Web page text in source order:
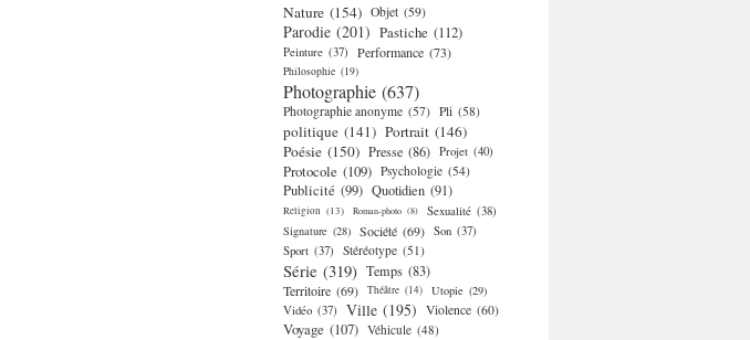
Nature (154) Objet (59)
Parodie (201) Pastiche (112)
Peinture (37) Performance (73)
Philosophie (19)
Photographie (637)
Photographie anonyme (57) Pli (58)
politique (141) Portrait (146)
Poésie (150) Presse (86) Projet (40)
Protocole (109) Psychologie (54)
Publicité (99) Quotidien (91)
Religion (13) Roman-photo (8) Sexualité (38)
Signature (28) Société (69) Son (37)
Sport (37) Stéréotype (51)
Série (319) Temps (83)
Territoire (69) Théâtre (14) Utopie (29)
Vidéo (37) Ville (195) Violence (60)
Voyage (107) Véhicule (48)